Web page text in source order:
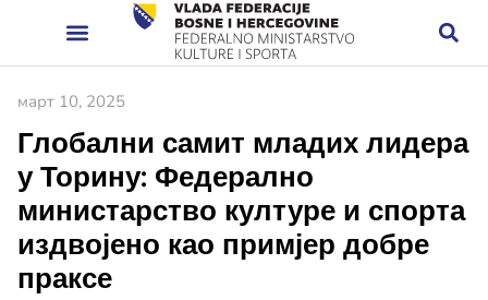
март 10, 2025
Глобални самит младих лидера
у Торину: Федерално
министарство културе и спорта
издвојено као примјер добре
праксе